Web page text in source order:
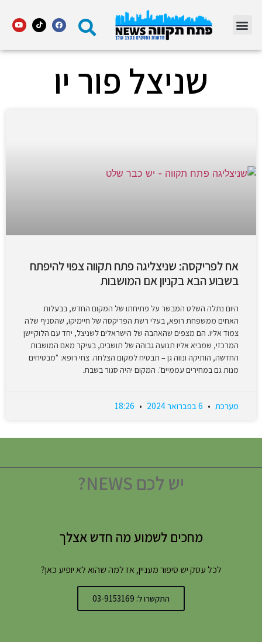
שניצל פור יו
אח לפריקסה: שניצליגה פתח תקווה צפוי להיפתח
בשבוע הבא בקניון אם המושבות
היום נתלה השלט המבשר על פתיחתו של המקום החדש, בבעלות
האחים ממשפחת רופא, בעלי רשת הפריקסה של חיימיקו, שהסניף שלה
צמוד אליו. הם מצפים שהאהבה של הישראלים לשניצל, יחד עם הלוקיישן
המרכזי, שמביא אליו תנועה גבוהה של תושבים, בעיקר מאם המושבות
החדשה, הותיקה ונווה גן – תבטיח למקום הצלחה. צחי רופא: "מבטיחים
מנות גם במחירים עממיים". המקום יהיה סגור בשבת.
מערכת
יש לכם NEWS?
מחכים לשמוע מה חדש אצלך
לכל עסק יש סיפור מעניין, אז למה שהוא לא יופיע כאן?
התקשרו ל: 03-9153169